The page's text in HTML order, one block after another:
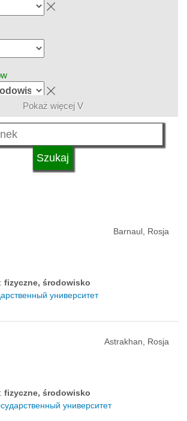
Pokaż więcej V
Barnaul, Rosja
fizyczne, środowisko
университет
Astrakhan, Rosja
fizyczne, środowisko
университет